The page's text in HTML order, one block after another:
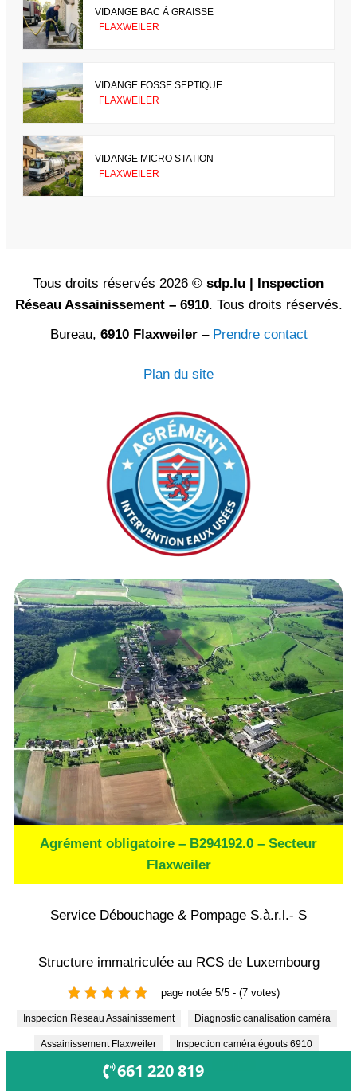
VIDANGE BAC À GRAISSE
FLAXWEILER
VIDANGE FOSSE SEPTIQUE
FLAXWEILER
VIDANGE MICRO STATION
FLAXWEILER
Tous droits réservés 2026 © sdp.lu | Inspection
Réseau Assainissement – 6910. Tous droits réservés.
Bureau, 6910 Flaxweiler– Prendre contact
Plan du site
Agrément obligatoire – B294192.0 – Secteur
Flaxweiler
Service Débouchage & Pompage S.à.r.l.- S
Structure immatriculée au RCS de Luxembourg
page notée 5/5 - (7 votes)
Inspection Réseau Assainissement Diagnostic canalisation caméra
Assainissement Flaxweiler Inspection caméra égouts 6910
Contrôle étanchéité tuyauterie
661 220 819